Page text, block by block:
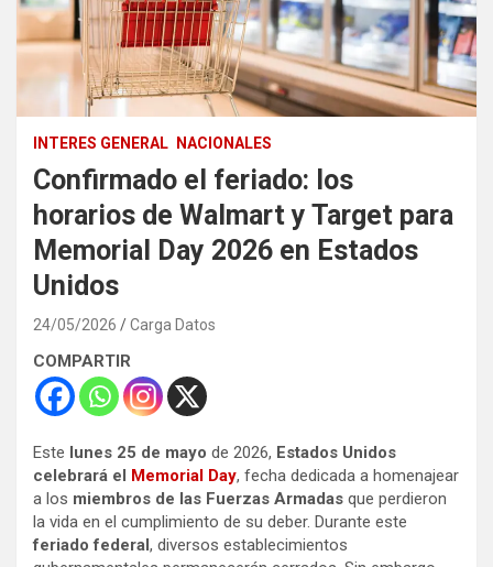
INTERES GENERAL NACIONALES
Confirmado el feriado: los
horarios de Walmart y Target para
Memorial Day 2026 en Estados
Unidos
24/05/2026 Carga Datos
COMPARTIR
Este lunes 25 de mayo de 2026, Estados Unidos
celebrará el Memorial Day, fecha dedicada a homenajear
a los miembros de las Fuerzas Armadas que perdieron
la vida en el cumplimiento de su deber. Durante este
feriado federal, diversos establecimientos